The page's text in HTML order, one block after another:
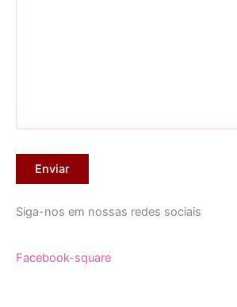
Siga-nos em nossas redes sociais
Facebook-square